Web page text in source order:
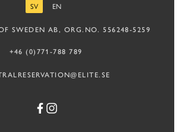
SV
EN
SWEDEN AB, ORG.NO. 556248-5259
+46 (0)771-788 789